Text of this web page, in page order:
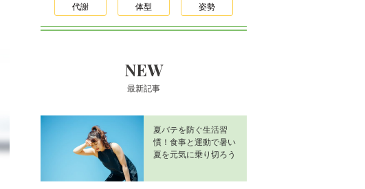
代謝 体型 姿勢
NEW
最新記事
夏バテを防ぐ生活習
慣！食事と運動で暑い
夏を元気に乗り切ろう